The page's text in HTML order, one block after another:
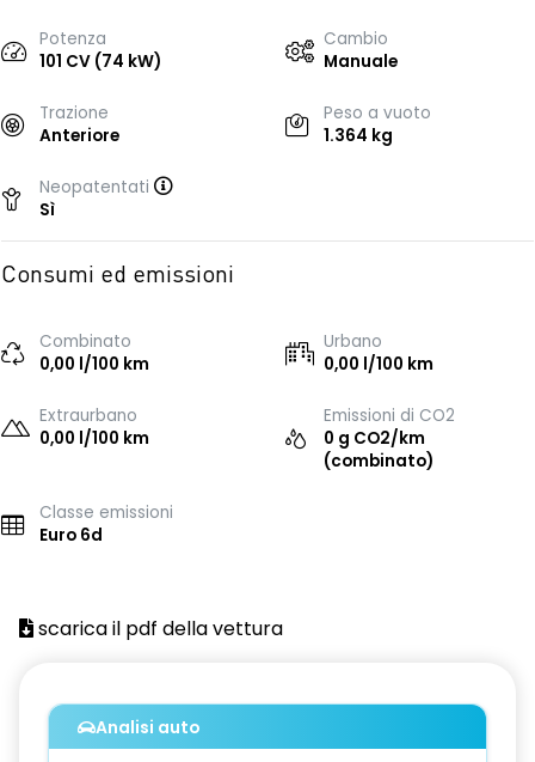
Potenza
101 CV (74 kW)
Cambio
Manuale
Trazione
Anteriore
Peso a vuoto
1.364 kg
Neopatentati
Sì
Consumi ed emissioni
Combinato
0,00 l/100 km
Urbano
0,00 l/100 km
Extraurbano
0,00 l/100 km
Emissioni di CO2
0 g CO2/km
(combinato)
Classe emissioni
Euro 6d
scarica il pdf della vettura
Analisi auto